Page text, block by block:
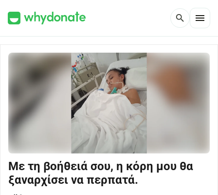
search menu
Με τη βοήθειά σου, η κόρη μου θα
ξαναρχίσει να περπατά.